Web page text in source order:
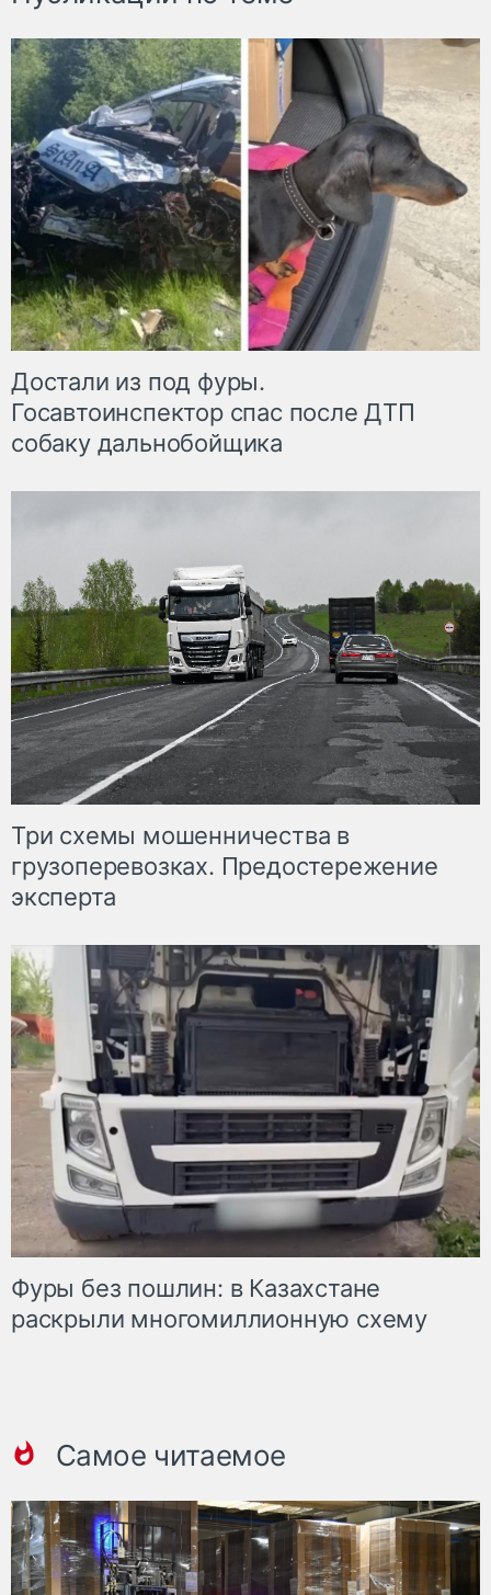
Достали из под фуры.
Госавтоинспектор спас после ДТП
собаку дальнобойщика
Три схемы мошенничества в
грузоперевозках. Предостережение
эксперта
Фуры без пошлин: в Казахстане
раскрыли многомиллионную схему
Самое читаемое